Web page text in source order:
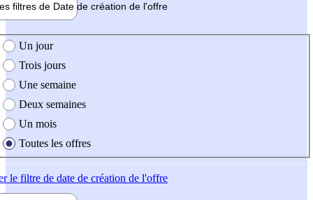
filtres de Date de création de l'offre
création de l'offre
Un jour
Trois jours
Une semaine
Deux semaines
Un mois
Toutes les offres
le filtre de date de création de l'offre